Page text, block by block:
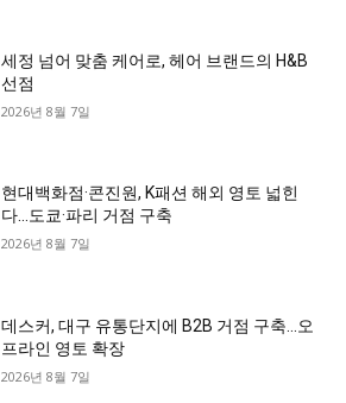
세정 넘어 맞춤 케어로, 헤어 브랜드의 H&B
선점
2026년 8월 7일
현대백화점·콘진원, K패션 해외 영토 넓힌
다…도쿄·파리 거점 구축
2026년 8월 7일
데스커, 대구 유통단지에 B2B 거점 구축…오
프라인 영토 확장
2026년 8월 7일